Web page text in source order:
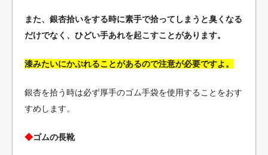
また、銀杏拾いをする時に素手で拾ってしまうと臭くなる
だけでなく、ひどい手あれを起こすことがあります。
漆みたいにかぶれることがあるので注意が必要ですよ。
銀杏を拾う時は必ず厚手のゴム手袋を使用することをおす
すめします。
◆ゴムの長靴